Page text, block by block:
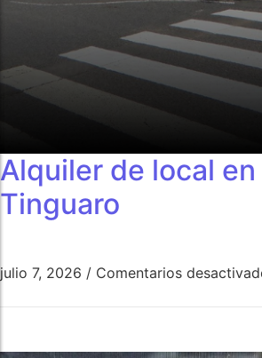
Alquiler de local en
Tinguaro
julio 7, 2026 / Comentarios